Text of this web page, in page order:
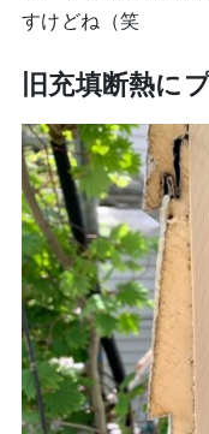
すけどね（笑
旧充填断熱に